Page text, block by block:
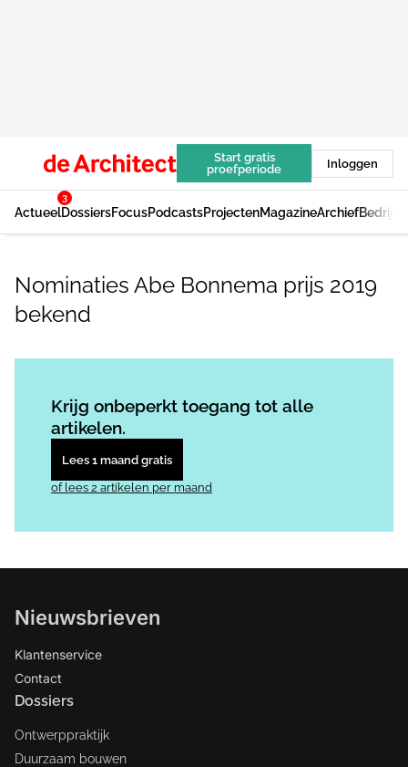
Start gratis
proefperiode
Inloggen
Actueel
3
DossiersFocusPodcastsProjectenMagazineArchief
Nominaties Abe Bonnema prijs 2019
bekend
Krijg onbeperkt toegang tot alle
artikelen.
Lees 1 maand gratis
of lees 2 artikelen per maand
Nieuwsbrieven
Klantenservice
Contact
Dossiers
Ontwerppraktijk
Duurzaam bouwen